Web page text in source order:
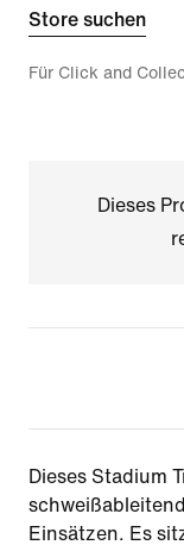
Store suchen
Für Click and
Dieses
Dieses Stadium
Einsätzen. Es